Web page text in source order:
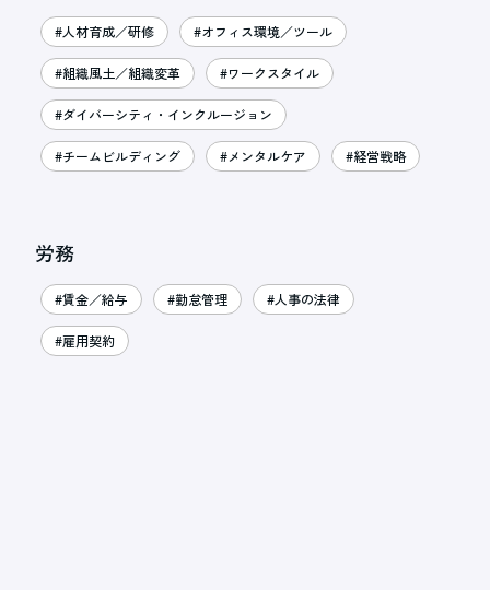
#人材育成／研修 #オフィス環境／ツール
#組織風土／組織変革 #ワークスタイル
#ダイバーシティ・インクルージョン
#チームビルディング #メンタルケア #経営戦略
労務
#賃金／給与 #勤怠管理 #人事の法律
#雇用契約